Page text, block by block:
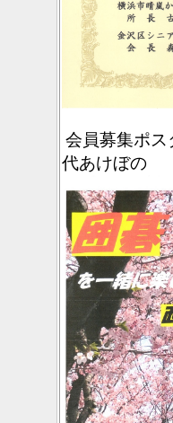
会員募集ポ
代あけぼの